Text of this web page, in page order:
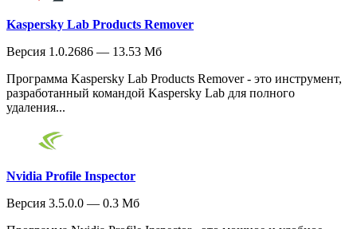
Kaspersky Lab Products Remover
Версия 1.0.2686 — 13.53 Мб
Программа Kaspersky Lab Products Remover - это инструмент,
разработанный командой Kaspersky Lab для полного
удаления...
Nvidia Profile Inspector
Версия 3.5.0.0 — 0.3 Мб